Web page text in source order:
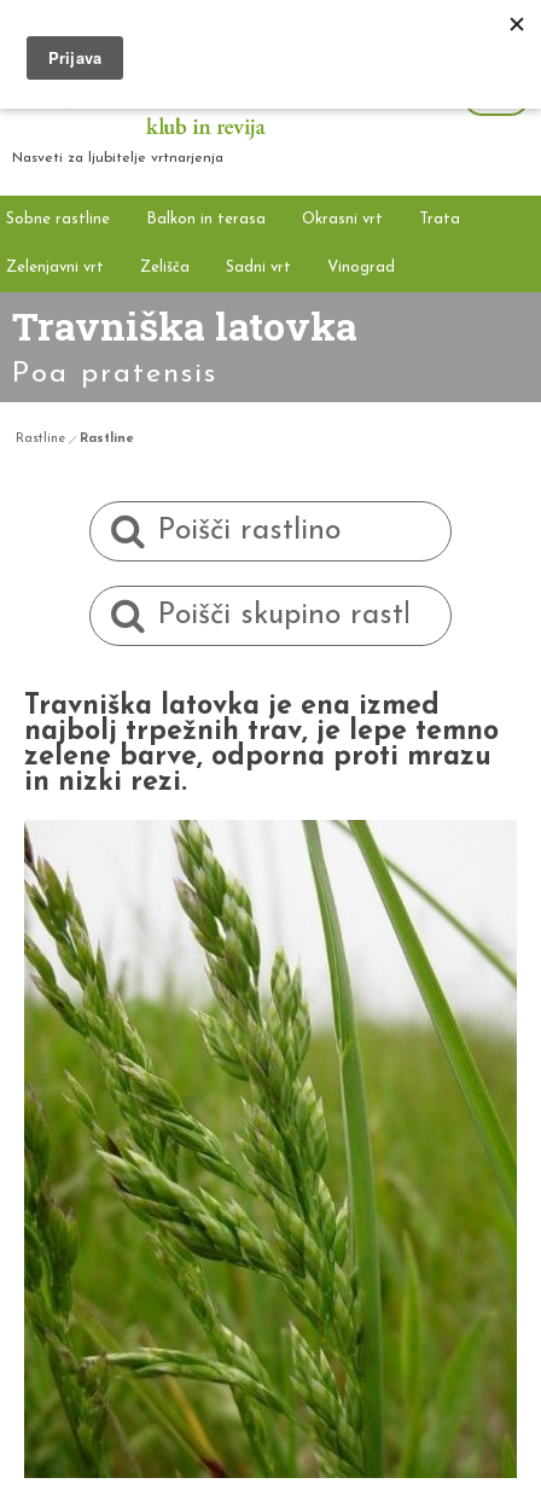
Nasveti za ljubitelje vrtnarjenja
Sobne rastline Balkon in terasa Okrasni vrt Trata
Zelenjavni vrt Zelišča Sadni vrt Vinograd
Travniška latovka
Poa pratensis
Rastline Rastline
Travniška latovka je ena izmed
najbolj trpežnih trav, je lepe temno
zelene barve, odporna proti mrazu
in nizki rezi.